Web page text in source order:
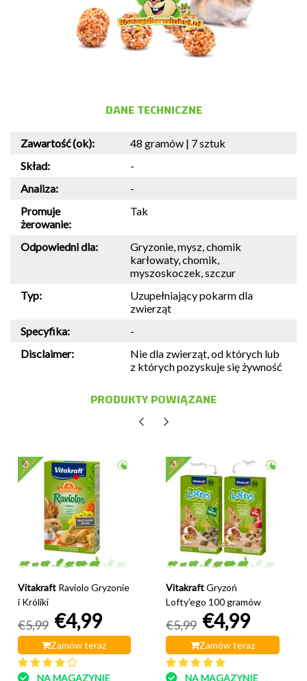
DANE TECHNICZNE
Zawartość (ok):
48 gramów | 7 sztuk
Skład:
-
Analiza:
-
Promuje
żerowanie:
Tak
Odpowiedni dla:
Gryzonie, mysz, chomik
karłowaty, chomik,
myszoskoczek, szczur
Typ:
Uzupełniający pokarm dla
zwierząt
Specyfika:
-
Disclaimer:
Nie dla zwierząt, od których lub
z których pozyskuje się żywność
PRODUKTY POWIĄZANE
Vitakraft Raviolo Gryzonie
i Króliki
€5,99 €4,99
Zamów teraz
NA MAGAZYNIE
VitakraftGryzoń
Lofty'ego 100 gramów
€5,99 €4,99
Zamów teraz
NA MAGAZYNIE